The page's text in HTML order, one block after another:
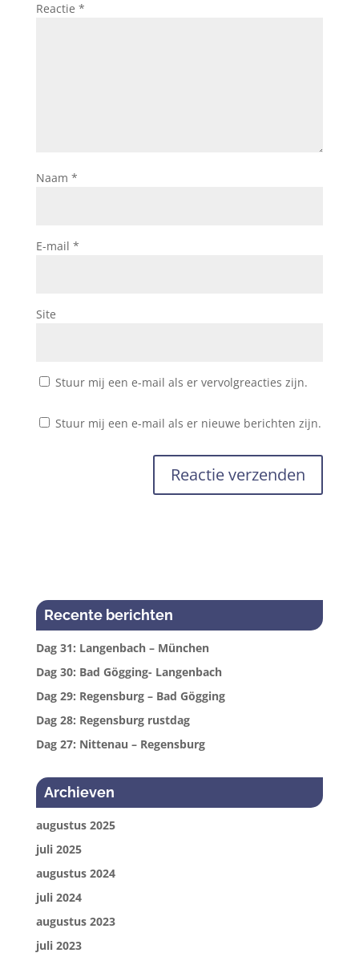
Reactie *
Naam *
E-mail *
Site
Stuur mij een e-mail als er vervolgreacties zijn.
Stuur mij een e-mail als er nieuwe berichten zijn.
Recente berichten
Dag 31: Langenbach – München
Dag 30: Bad Gögging- Langenbach
Dag 29: Regensburg – Bad Gögging
Dag 28: Regensburg rustdag
Dag 27: Nittenau – Regensburg
Archieven
augustus 2025
juli 2025
augustus 2024
juli 2024
augustus 2023
juli 2023